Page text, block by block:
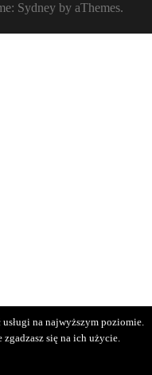
Sydney by aThemes.
na najwyższym poziomie.
zgadzasz się na ich użycie.